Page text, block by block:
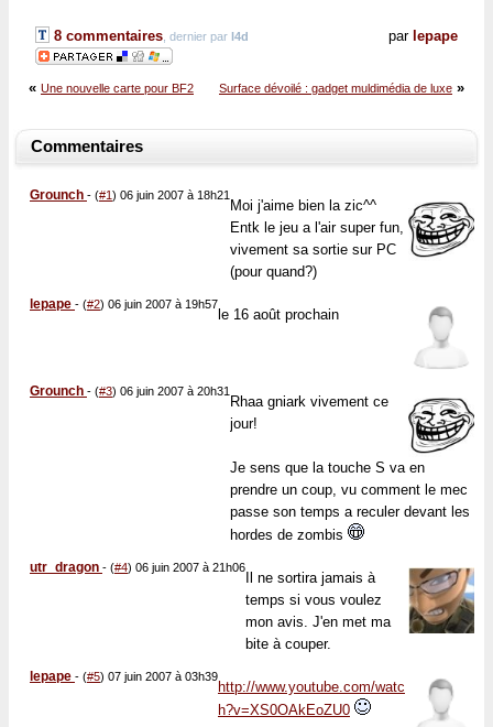
par lepape
8 commentaires , dernier par l4d
Surface dévoilé : gadget muldimédia de luxe »
« Une nouvelle carte pour BF2
Commentaires
Grounch - (#1) 06 juin 2007 à 18h21
Moi j'aime bien la zic^^
Entk le jeu a l'air super fun,
vivement sa sortie sur PC
(pour quand?)
lepape - (#2) 06 juin 2007 à 19h57
le 16 août prochain
Grounch - (#3) 06 juin 2007 à 20h31
Rhaa gniark vivement ce
jour!
Je sens que la touche S va en
prendre un coup, vu comment le mec
passe son temps a reculer devant les
hordes de zombis
utr_dragon - (#4) 06 juin 2007 à 21h06
Il ne sortira jamais à
temps si vous voulez
mon avis. J'en met ma
bite à couper.
lepape - (#5) 07 juin 2007 à 03h39
http://www.youtube.com/watc
h?v=XS0OAkEoZU0